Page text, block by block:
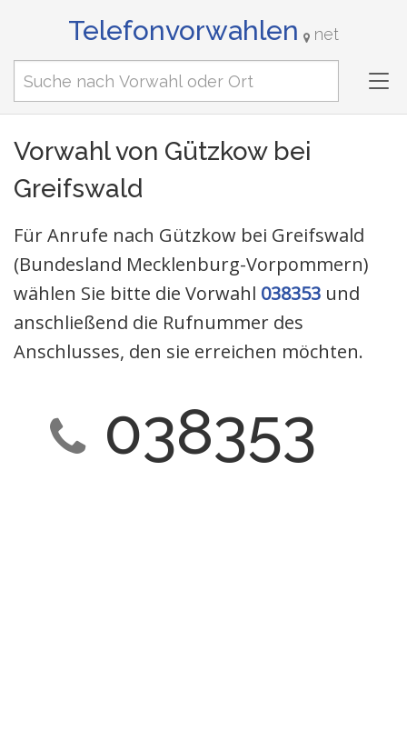
Telefonvorwahlen net
Vorwahl von Gützkow bei
Greifswald
Für Anrufe nach Gützkow bei Greifswald
(Bundesland Mecklenburg-Vorpommern)
wählen Sie bitte die Vorwahl 038353 und
anschließend die Rufnummer des
Anschlusses, den sie erreichen möchten.
038353